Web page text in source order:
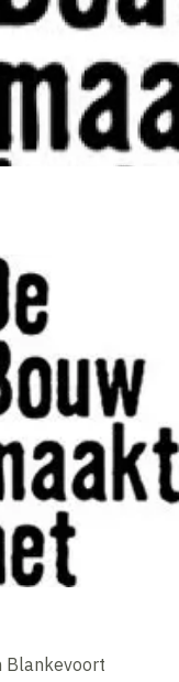
Blankevoort